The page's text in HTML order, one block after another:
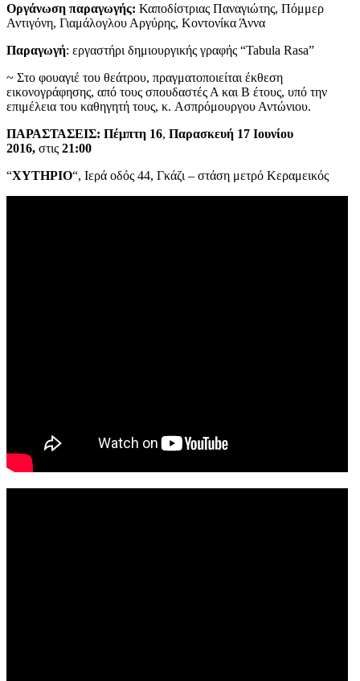
Οργάνωση παραγωγής: Καποδίστριας Παναγιώτης, Πόμμερ
Αντιγόνη, Γιαμάλογλου Αργύρης, Κοντονίκα Άννα
Παραγωγή: εργαστήρι δημιουργικής γραφής “Tabula Rasa”
~ Στο φουαγιέ του θεάτρου, πραγματοποιείται έκθεση
εικονογράφησης, από τους σπουδαστές Α και Β έτους, υπό την
επιμέλεια του καθηγητή τους, κ. Ασπρόμουργου Αντώνιου.
ΠΑΡΑΣΤΑΣΕΙΣ: Πέμπτη 16, Παρασκευή 17 Ιουνίου
2016, στις 21:00
“ΧΥΤΗΡΙΟ“, Ιερά οδός 44, Γκάζι – στάση μετρό Κεραμεικός